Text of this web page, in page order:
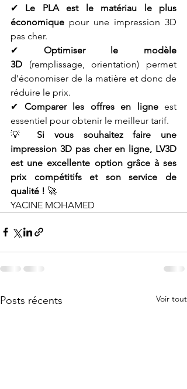
✔ Le PLA est le matériau le plus
économique pour une impression 3D
pas cher.
✔ Optimiser le modèle
3D (remplissage, orientation) permet
d’économiser de la matière et donc de
réduire le prix.
✔ Comparer les offres en ligne est
essentiel pour obtenir le meilleur tarif.
💡 Si vous souhaitez faire une
impression 3D pas cher en ligne, LV3D
est une excellente option grâce à ses
prix compétitifs et son service de
qualité ! 🚀
YACINE MOHAMED
Posts récents Voir tout